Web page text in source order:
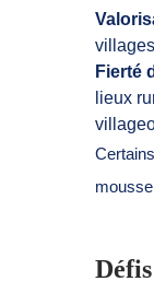
Fierté
lieux